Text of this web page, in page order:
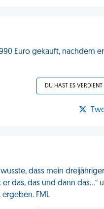
Euro gekauft, nachdem
DU HAST ES VERDIENT
dass mein
das, das und dann das…“
FML